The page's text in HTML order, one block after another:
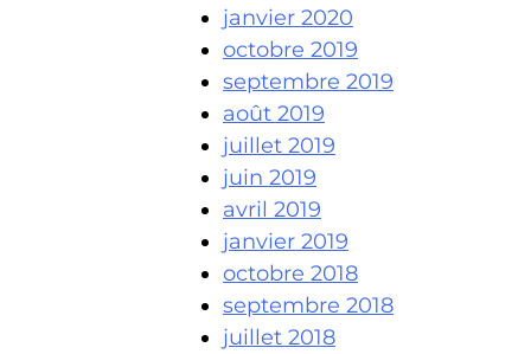
janvier 2020
octobre 2019
septembre 2019
août 2019
juillet 2019
juin 2019
avril 2019
janvier 2019
octobre 2018
septembre 2018
juillet 2018